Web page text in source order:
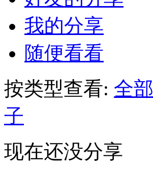
我的分享
随便看看
按类型查看: 全部
子
现在还没分享